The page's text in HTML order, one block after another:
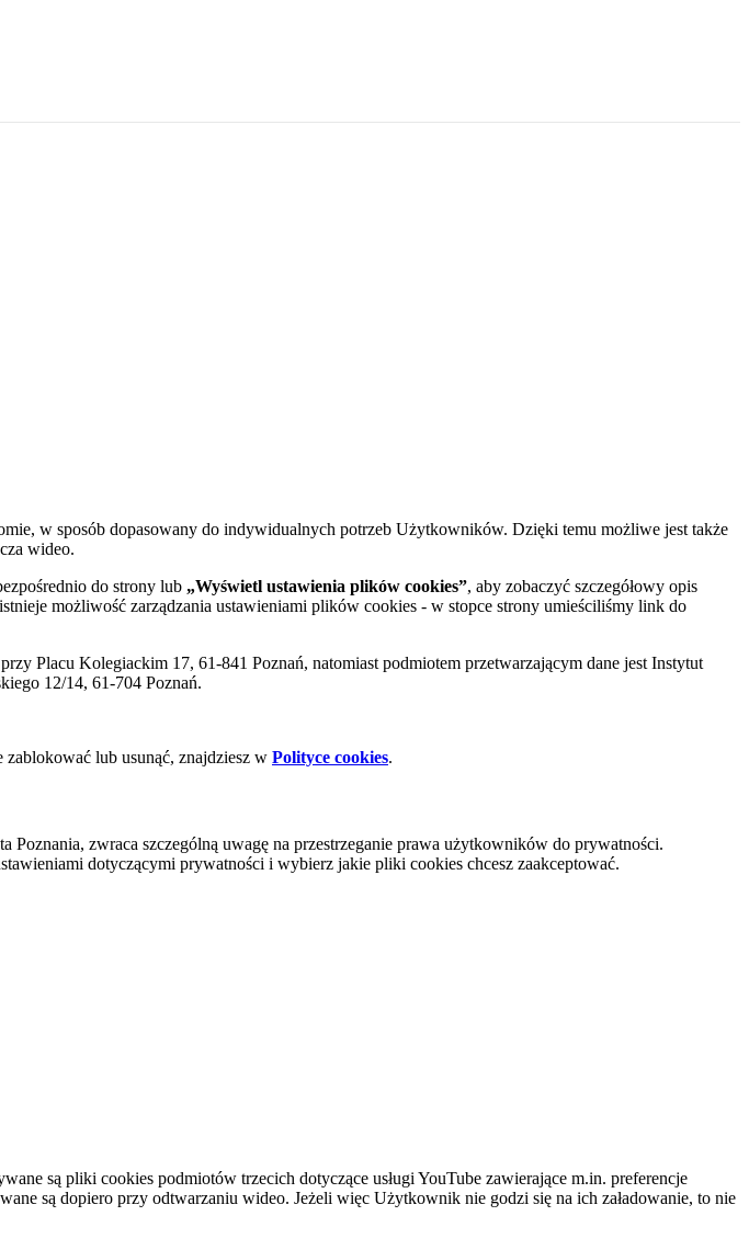
w sposób dopasowany do indywidualnych potrzeb Użytkowników. Dzięki temu możliwe jest także
wideo.
do strony lub „Wyświetl ustawienia plików cookies”, aby zobaczyć szczegółowy opis
możliwość zarządzania ustawieniami plików cookies - w stopce strony umieściliśmy link do
Placu Kolegiackim 17, 61-841 Poznań, natomiast podmiotem przetwarzającym dane jest Instytut
12/14, 61-704 Poznań.
lub usunąć, znajdziesz w Polityce cookies.
zwraca szczególną uwagę na przestrzeganie prawa użytkowników do prywatności.
dotyczącymi prywatności i wybierz jakie pliki cookies chcesz zaakceptować.
są pliki cookies podmiotów trzecich dotyczące usługi YouTube zawierające m.in. preferencje
są dopiero przy odtwarzaniu wideo. Jeżeli więc Użytkownik nie godzi się na ich załadowanie, to nie